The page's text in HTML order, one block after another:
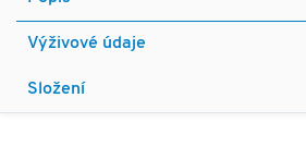
Výživové údaje
Složení